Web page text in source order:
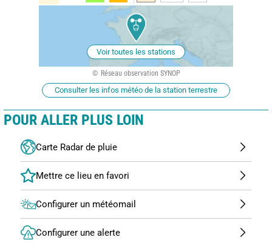
Voir toutes les stations
Réseau observation SYNOP
Consulter les infos météo de la station terrestre
POUR ALLER PLUS LOIN
Carte Radar de pluie
Configurer un météomail
Configurer une alerte